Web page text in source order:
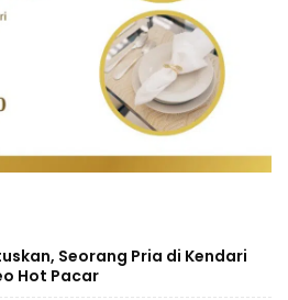
Seorang Pria di Kendari
Hot Pacar